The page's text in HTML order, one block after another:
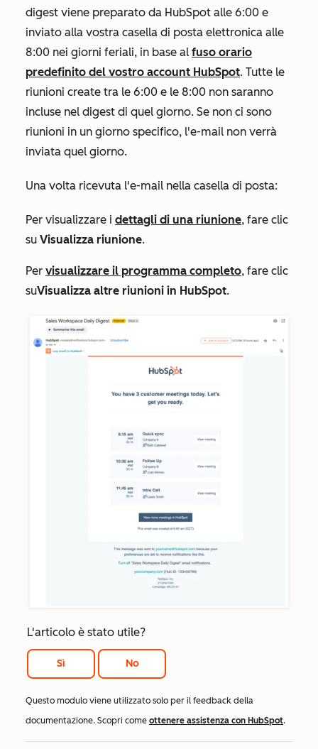
digest viene preparato da HubSpot alle 6:00 e
inviato alla vostra casella di posta elettronica alle
8:00 nei giorni feriali, in base al fuso orario
predefinito del vostro account HubSpot. Tutte le
riunioni create tra le 6:00 e le 8:00 non saranno
incluse nel digest di quel giorno. Se non ci sono
riunioni in un giorno specifico, l'e-mail non verrà
inviata quel giorno.
Una volta ricevuta l'e-mail nella casella di posta:
Per visualizzare i dettagli di una riunione, fare clic
su Visualizza riunione.
Per visualizzare il programma completo, fare clic
suVisualizza altre riunioni in HubSpot.
L'articolo è stato utile?
Sì No
Questo modulo viene utilizzato solo per il feedback della
documentazione. Scopri come ottenere assistenza con HubSpot.